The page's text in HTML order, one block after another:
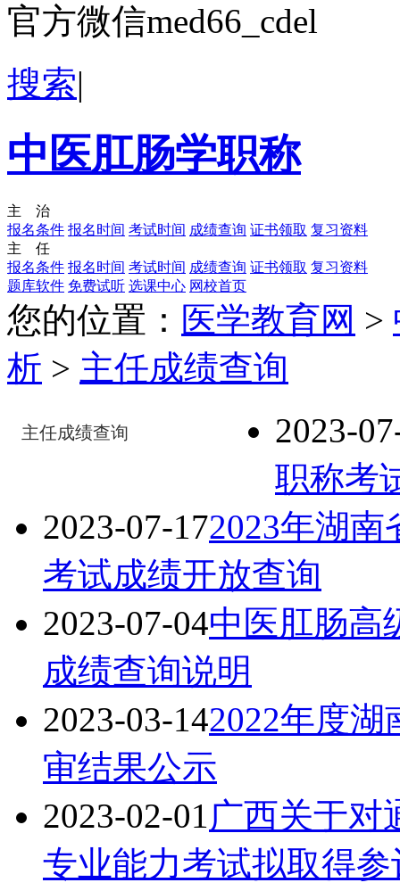
官方微信med66_cdel
搜索|
中医肛肠学职称
主 治
报名条件 报名时间 考试时间 成绩查询 证书领取 复习资料
主 任
报名条件 报名时间 考试时间 成绩查询 证书领取 复习资料
题库软件 免费试听 选课中心 网校首页
您的位置： 医学教育网 >
析 > 主任成绩查询
主任成绩查询
2023-
职称考
2023-07-172023年湖
考试成绩开放查询
2023-07-04中医肛肠高
成绩查询说明
2023-03-142022年度
审结果公示
2023-02-01广西关于对
专业能力考试拟取得